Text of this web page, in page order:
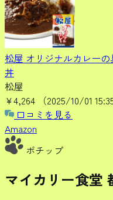
松屋 オリジナルカレー
丼
松屋
¥4,264
（2025/10/01
口コミを見る
Amazon
ポチップ
マイカリー食堂